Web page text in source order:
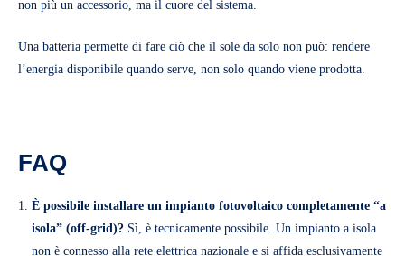
non più un accessorio, ma il cuore del sistema.
Una batteria permette di fare ciò che il sole da solo non può: rendere
l’energia disponibile quando serve, non solo quando viene prodotta.
FAQ
È possibile installare un impianto fotovoltaico completamente “a
isola” (off-grid)? Sì, è tecnicamente possibile. Un impianto a isola
non è connesso alla rete elettrica nazionale e si affida esclusivamente